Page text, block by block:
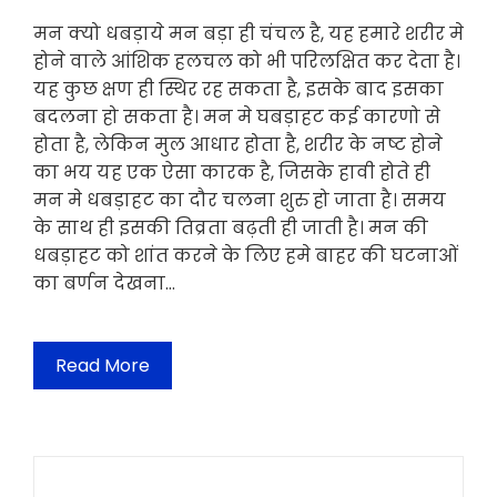
मन क्यो धबड़ाये मन बड़ा ही चंचल है, यह हमारे शरीर मे
होने वाले आंशिक हलचल को भी परिलक्षित कर देता है।
यह कुछ क्षण ही स्थिर रह सकता है, इसके बाद इसका
बदलना हो सकता है। मन मे घबड़ाहट कई कारणो से
होता है, लेकिन मुल आधार होता है, शरीर के नष्ट होने
का भय यह एक ऐसा कारक है, जिसके हावी होते ही
मन मे धबड़ाहट का दौर चलना शुरु हो जाता है। समय
के साथ ही इसकी तिव्रता बढ़ती ही जाती है। मन की
धबड़ाहट को शांत करने के लिए हमे बाहर की घटनाओं
का बर्णन देखना…
Read More